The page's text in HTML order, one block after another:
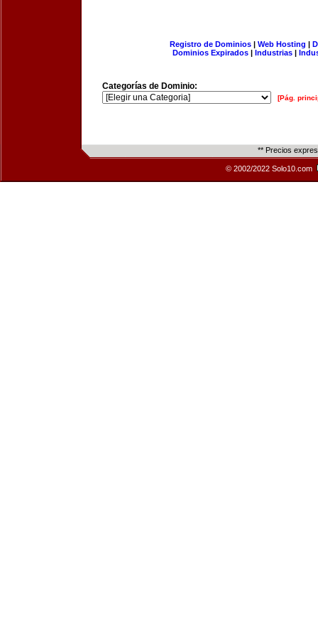
Registro de Dominios| Web Hosting |
Dominios Expirados | Industrias |
Categorías de Dominio:
[Pág.
** Precios
© 2002/2022 Solo10.com